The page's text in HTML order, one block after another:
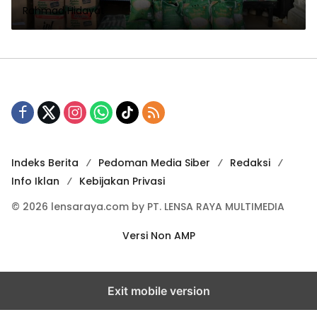
Raudhatul Amal
Rahmad Hidayat
Indeks Berita Pedoman Media Siber
Redaksi
Info Iklan
Kebijakan Privasi
© 2026 lensaraya.com by PT. LENSA RAYA MULTIMEDIA
Versi Non AMP
Exit mobile version